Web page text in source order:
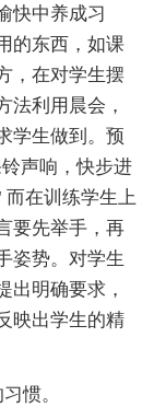
中养成习
的东西，如课
，在对学生摆
法利用晨会，
学生做到。预
声响，快步进
在训练学生上
要先举手，再
姿势。对学生
出明确要求，
映出学生的精
惯。